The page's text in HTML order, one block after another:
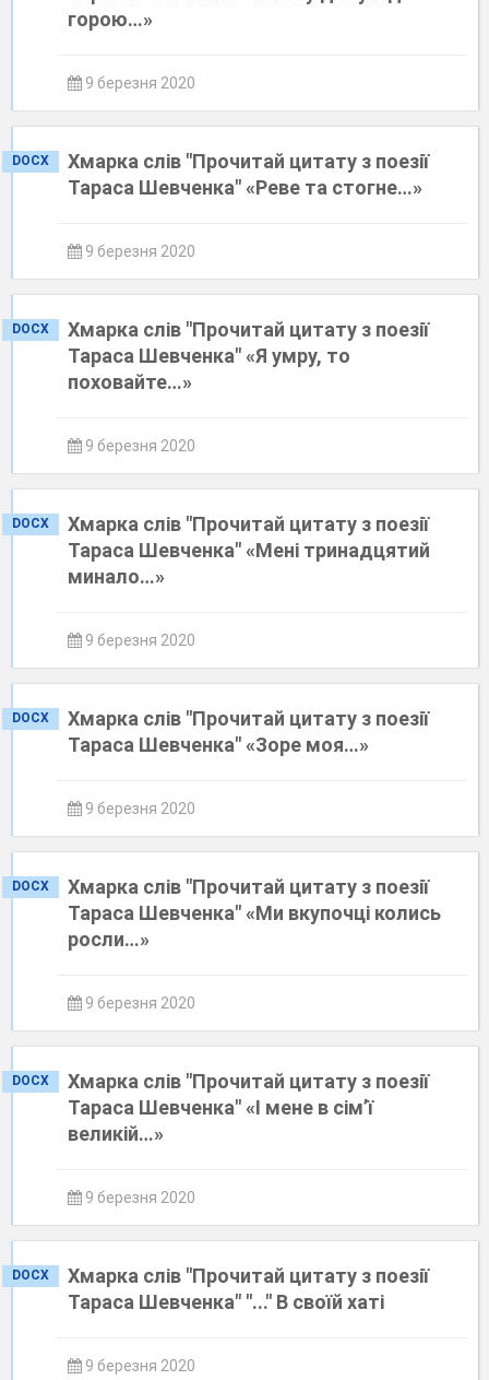
горою…»
9 березня 2020
DOCX
Хмарка слів "Прочитай цитату з поезії
Тараса Шевченка" «Реве та стогне…»
9 березня 2020
DOCX
Хмарка слів "Прочитай цитату з поезії
Тараса Шевченка" «Я умру, то
поховайте…»
9 березня 2020
DOCX
Хмарка слів "Прочитай цитату з поезії
Тараса Шевченка" «Мені тринадцятий
минало…»
9 березня 2020
DOCX
Хмарка слів "Прочитай цитату з поезії
Тараса Шевченка" «Зоре моя…»
9 березня 2020
DOCX
Хмарка слів "Прочитай цитату з поезії
Тараса Шевченка" «Ми вкупочці колись
росли…»
9 березня 2020
DOCX
Хмарка слів "Прочитай цитату з поезії
Тараса Шевченка" «І мене в сім’ї
великій…»
9 березня 2020
DOCX
Хмарка слів "Прочитай цитату з поезії
Тараса Шевченка" "..." В своїй хаті
9 березня 2020